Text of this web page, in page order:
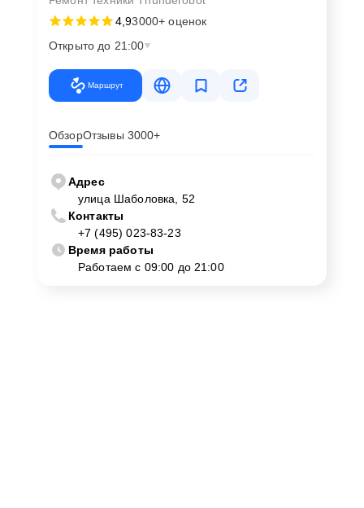
4,93000+ оценок
Открыто до 21:00
Маршрут
ОбзорОтзывы 3000+
Адрес
улица Шаболовка, 52
Контакты
+7 (495) 023-83-23
Время работы
Работаем с 09:00 до 21:00